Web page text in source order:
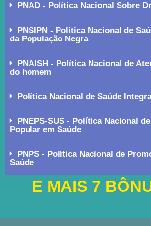
PNAD - Política Nacional Sobre
PNSIPN - Política Nacional de
da População Negra
PNAISH - Política Nacional de
do homem
Política Nacional de Saúde
PNEPS-SUS - Política Nacional
Popular em Saúde
PNPS - Política Nacional de
Saúde
E MAIS 7